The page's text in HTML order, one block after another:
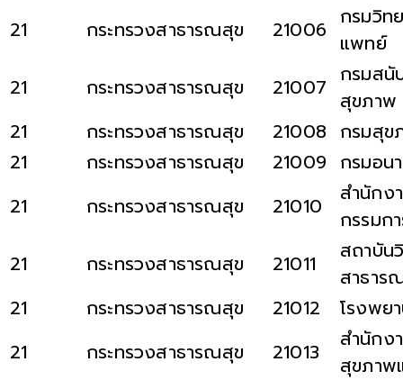
21
กระทรวงสาธารณสุข 21006 กรมวิท
แพทย์
21
กระทรวงสาธารณสุข 21007 กรมสนั
สุขภาพ
21
กระทรวงสาธารณสุข 21008 กรมสุข
21
กระทรวงสาธารณสุข 21009 กรมอน
21
กระทรวงสาธารณสุข 21010
สำนักง
กรรมก
21
กระทรวงสาธารณสุข 21011
สถาบัน
สาธาร
21
กระทรวงสาธารณสุข 21012
โรงพย
21
กระทรวงสาธารณสุข 21013
สำนักง
สุขภาพ